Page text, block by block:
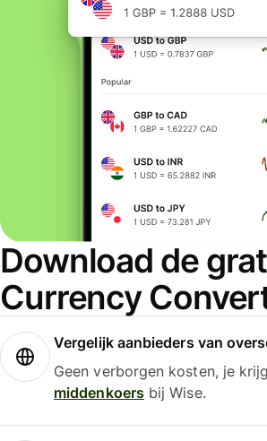
Download de
Currency
Vergelijk aanbieders van
Geen verborgen kosten, je
middenkoersbij Wise.